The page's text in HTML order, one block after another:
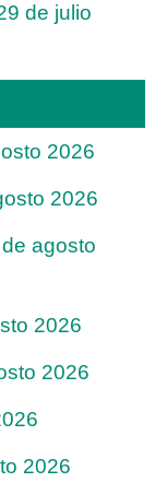
de julio
2026
2026
agosto
2026
2026
2026